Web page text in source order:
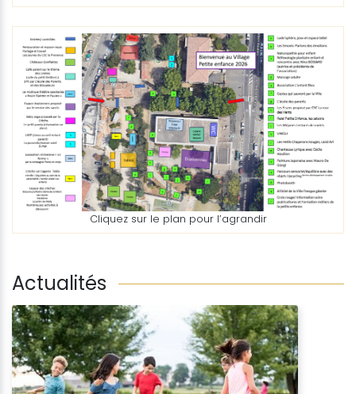
Cliquez sur le plan pour l’agrandir
Actualités